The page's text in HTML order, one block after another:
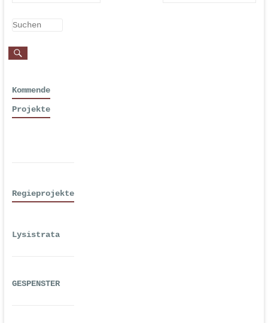
Kommende
Projekte
Regieprojekte
Lysistrata
GESPENSTER